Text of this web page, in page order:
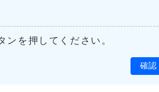
ンを押してください。
確認